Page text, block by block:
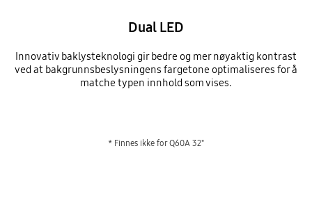
Dual LED
Innovativ baklysteknologi gir bedre og mer nøyaktig kontrast
ved at bakgrunnsbeslysningens fargetone optimaliseres for å
matche typen innhold som vises.
* Finnes ikke for Q60A 32"